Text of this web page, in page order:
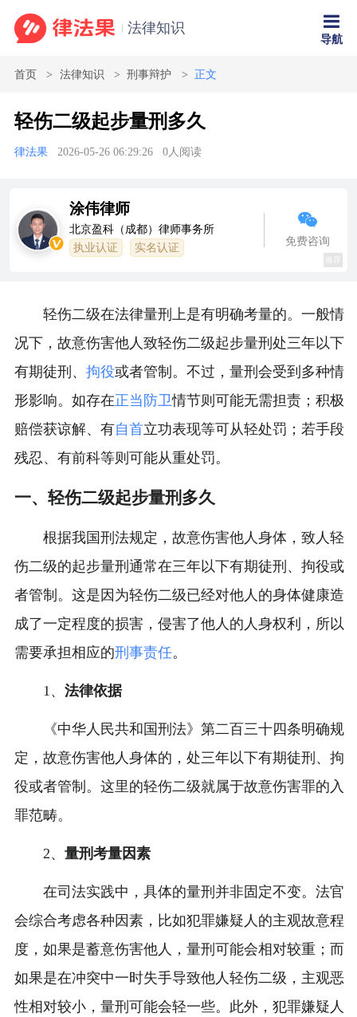
法律知识
导航
首页 法律知识 刑事辩护 正文
轻伤二级起步量刑多久
律法果 2026-05-26 06:29:26 0人阅读
涂伟律师
北京盈科（成都）律师事务所
执业认证 实名认证
免费咨询
轻伤二级在法律量刑上是有明确考量的。一般情
况下，故意伤害他人致轻伤二级起步量刑处三年以下
有期徒刑、 拘役或者管制。不过，量刑会受到多种情
形影响。如存在正当防卫情节则可能无需担责；积极
赔偿获谅解、有自首立功表现等可从轻处罚；若手段
残忍、有前科等则可能从重处罚。
一、轻伤二级起步量刑多久
根据我国刑法规定，故意伤害他人身体，致人轻
伤二级的起步量刑通常在三年以下有期徒刑、拘役或
者管制。这是因为轻伤二级已经对他人的身体健康造
成了一定程度的损害，侵害了他人的人身权利，所以
需要承担相应的刑事责任。
1、 法律依据
《中华人民共和国刑法》第二百三十四条明确规
定，故意伤害他人身体的，处三年以下有期徒刑、拘
役或者管制。这里的轻伤二级就属于故意伤害罪的入
罪范畴。
2、 量刑考量因素
在司法实践中，具体的量刑并非固定不变。法官
会综合考虑各种因素，比如犯罪嫌疑人的主观故意程
度，如果是蓄意伤害他人，量刑可能会相对较重；而
如果是在冲突中一时失手导致他人轻伤二级，主观恶
性相对较小，量刑可能会轻一些。此外，犯罪嫌疑人